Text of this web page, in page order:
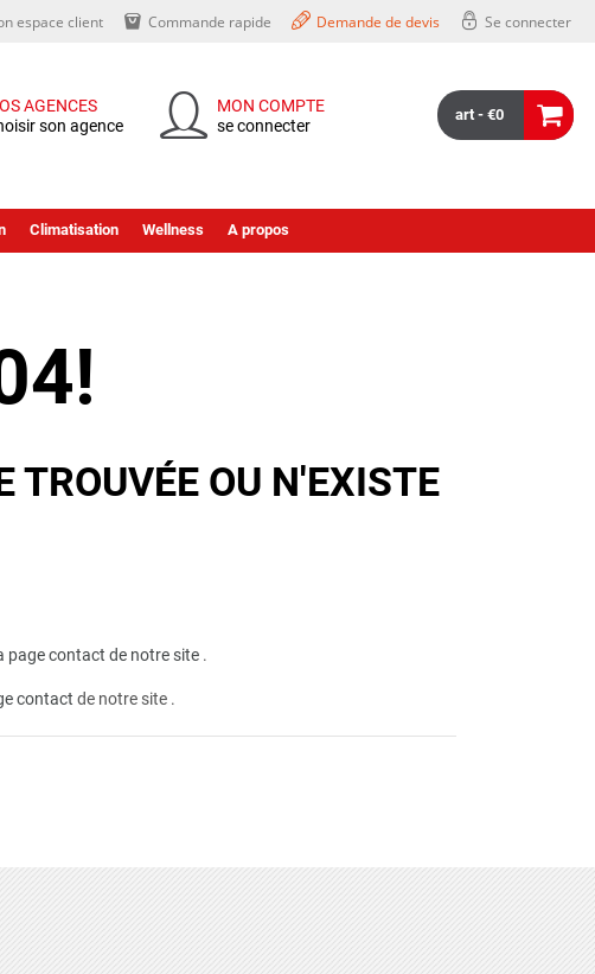
espace client Commande rapide Demande de devis Se connecter
AGENCES
son agence
MON COMPTE
se connecter
art - €0
Climatisation Wellness A propos
TROUVÉE OU N'EXISTE
page contact de notre site.
contact de notre site .